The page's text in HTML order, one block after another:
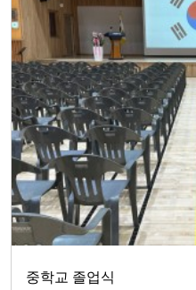
중학교 졸업식